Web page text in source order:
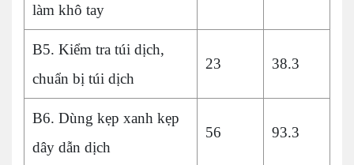
làm khô tay
B5. Kiểm tra túi dịch,
chuẩn bị túi dịch
23 38.3
B6. Dùng kẹp xanh kẹp
dây dẫn dịch
56 93.3